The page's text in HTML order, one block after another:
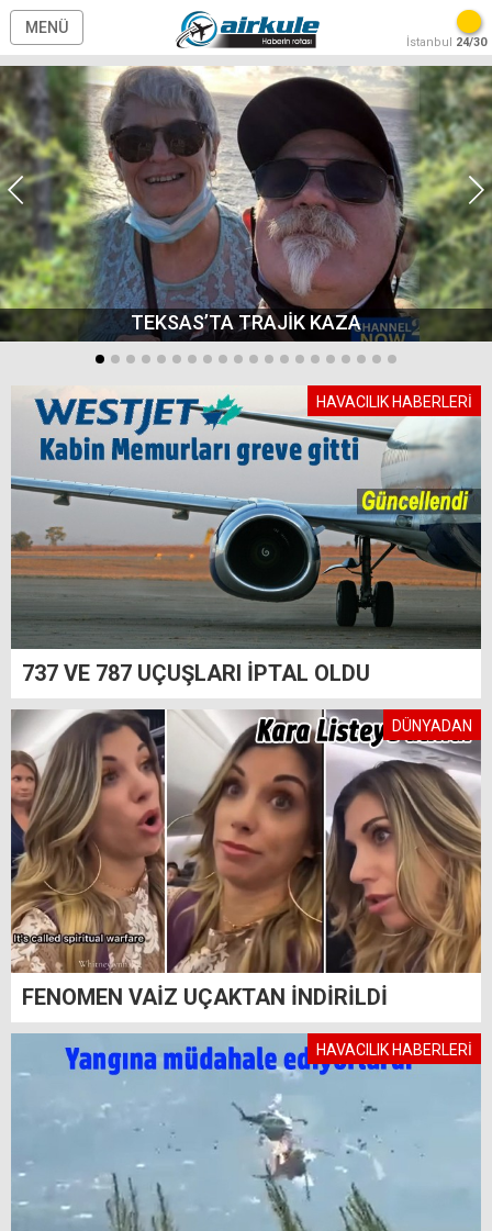
MENÜ
İstanbul 24/30
TEKSAS’TA TRAJİK KAZA
HAVACILIK HABERLERİ
737 VE 787 UÇUŞLARI İPTAL OLDU
DÜNYADAN
FENOMEN VAİZ UÇAKTAN İNDİRİLDİ
HAVACILIK HABERLERİ